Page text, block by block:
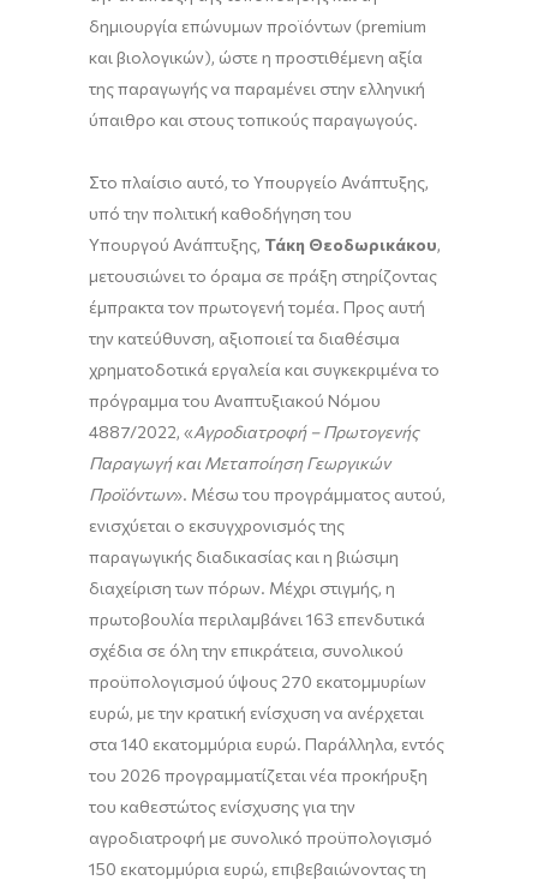
δημιουργία επώνυμων προϊόντων (premium
και βιολογικών), ώστε η προστιθέμενη αξία
της παραγωγής να παραμένει στην ελληνική
ύπαιθρο και στους τοπικούς παραγωγούς.
Στο πλαίσιο αυτό, το Υπουργείο Ανάπτυξης,
υπό την πολιτική καθοδήγηση του
Υπουργού Ανάπτυξης, Τάκη Θεοδωρικάκου,
μετουσιώνει το όραμα σε πράξη στηρίζοντας
έμπρακτα τον πρωτογενή τομέα. Προς αυτή
την κατεύθυνση, αξιοποιεί τα διαθέσιμα
χρηματοδοτικά εργαλεία και συγκεκριμένα το
πρόγραμμα του Αναπτυξιακού Νόμου
4887/2022, «Αγροδιατροφή –Πρωτογενής
Παραγωγή και Μεταποίηση Γεωργικών
Προϊόντων». Μέσω του προγράμματος αυτού,
ενισχύεται ο εκσυγχρονισμός της
παραγωγικής διαδικασίας και η βιώσιμη
διαχείριση των πόρων. Μέχρι στιγμής, η
πρωτοβουλία περιλαμβάνει 163 επενδυτικά
σχέδια σε όλη την επικράτεια, συνολικού
προϋπολογισμού ύψους 270 εκατομμυρίων
ευρώ, με την κρατική ενίσχυση να ανέρχεται
στα 140 εκατομμύρια ευρώ. Παράλληλα, εντός
του 2026 προγραμματίζεται νέα προκήρυξη
του καθεστώτος ενίσχυσης για την
αγροδιατροφή με συνολικό προϋπολογισμό
150 εκατομμύρια ευρώ, επιβεβαιώνοντας τη